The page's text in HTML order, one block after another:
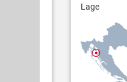
Lage